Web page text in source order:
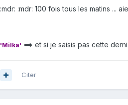
:mdr: :mdr: 100 fois tous les matins ...
'Milka' ==> et si je saisis pas cette
Citer